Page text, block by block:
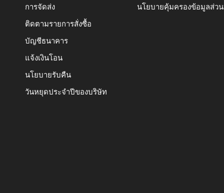
การจัดส่ง
ติดตามรายการสั่งซื้อ
บัญชีธนาคาร
แจ้งเงินโอน
นโยบายรับคืน
วันหยุดประจำปีของบริษัท
นโยบายคุ้มครองข้อมูลส่ว